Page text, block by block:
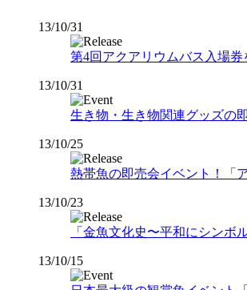
13/10/31
第4回アクアリウムバス入場券
13/10/31
生き物・生き物関連グッズの
13/10/25
熱帯魚の即売会イベント！「
13/10/23
「金魚文化史〜平和にシンボ
13/10/15